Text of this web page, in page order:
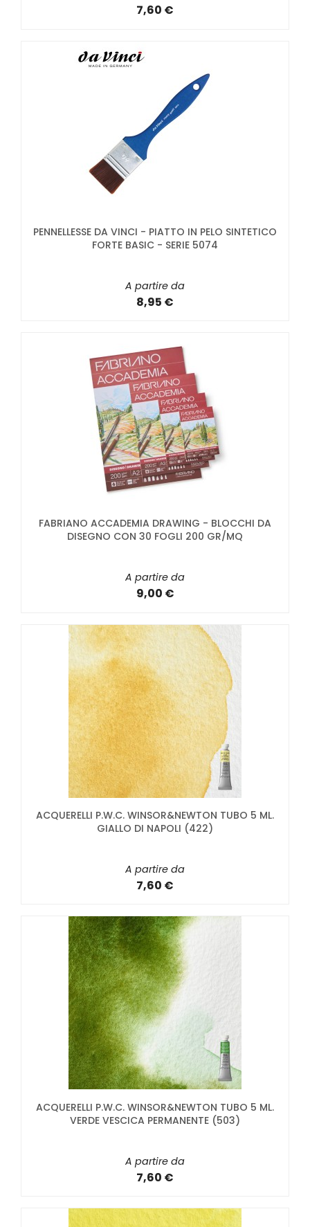
7,60 €
PENNELLESSE DA VINCI - PIATTO IN PELO SINTETICO
FORTE BASIC - SERIE 5074
A partire da
8,95 €
FABRIANO ACCADEMIA DRAWING - BLOCCHI DA
DISEGNO CON 30 FOGLI 200 GR/MQ
A partire da
9,00 €
ACQUERELLI P.W.C. WINSOR&NEWTON TUBO 5 ML.
GIALLO DI NAPOLI (422)
A partire da
7,60 €
ACQUERELLI P.W.C. WINSOR&NEWTON TUBO 5 ML.
VERDE VESCICA PERMANENTE (503)
A partire da
7,60 €